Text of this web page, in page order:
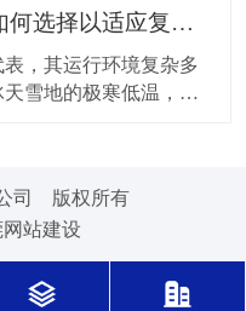
重要。在开始安装前
新能源电动车线束材料应如何选择以适应复杂的环境温度范围？
，其运行环境复杂多
雪地的极寒低温，车
机等部件工作时会散
司 版权所有
网站建设